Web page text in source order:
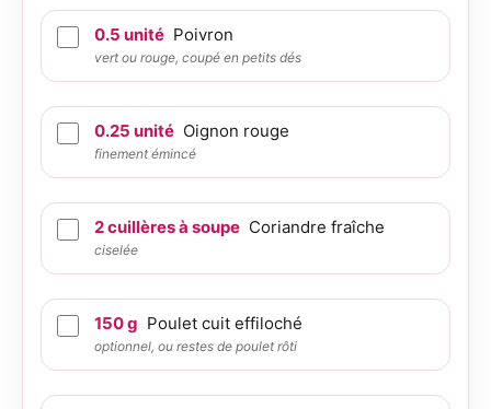
0.5 unité Poivron
vert ou rouge, coupé en petits dés
0.25 unité Oignon rouge
finement émincé
2cuillères à soupe Coriandre fraîche
ciselée
150g Poulet cuit effiloché
optionnel, ou restes de poulet rôti